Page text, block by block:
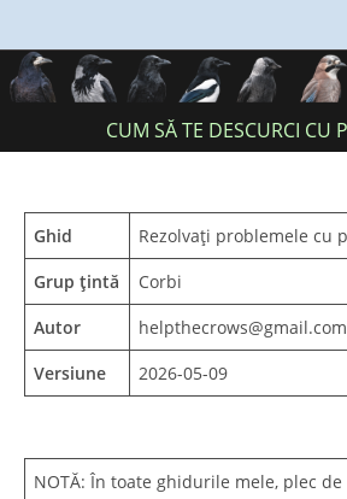
content
CUM SĂ TE DESCURCI CU
Ghid
Rezolvați problemele cu
Grup țintă
Corbi
Autor
helpthecrows@gmail.com
Versiune
2026-05-09
NOTĂ: În toate ghidurile mele, plec